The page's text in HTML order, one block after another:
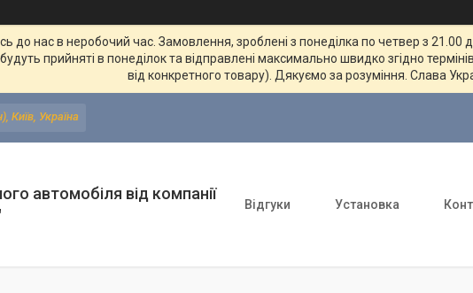
до нас в неробочий час. Замовлення, зроблені з понеділка по четвер з 21.00
прийняті в понеділок та відправлені максимально швидко згідно
від конкретного товару). Дякуємо за розуміння. Слава
Київ, Україна
автомобіля від компанії
Відгуки Установка